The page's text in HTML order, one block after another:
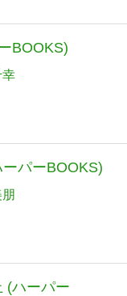
BOOKS)
幸
パーBOOKS)
(ハーパー